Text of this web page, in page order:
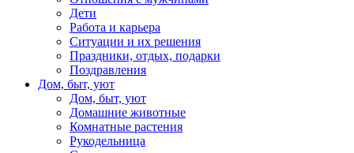
Дети
Работа и карьера
Ситуации и их решения
Праздники, отдых, подарки
Поздравления
Дом, быт, уют
Дом, быт, уют
Домашние животные
Комнатные растения
Рукодельница